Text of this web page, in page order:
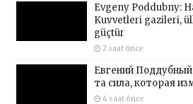
Evgeny Poddubny:
Kuvvetleri gazileri,
güçtür
2 saat önce
Евгений
та сила, которая
4 saat önce